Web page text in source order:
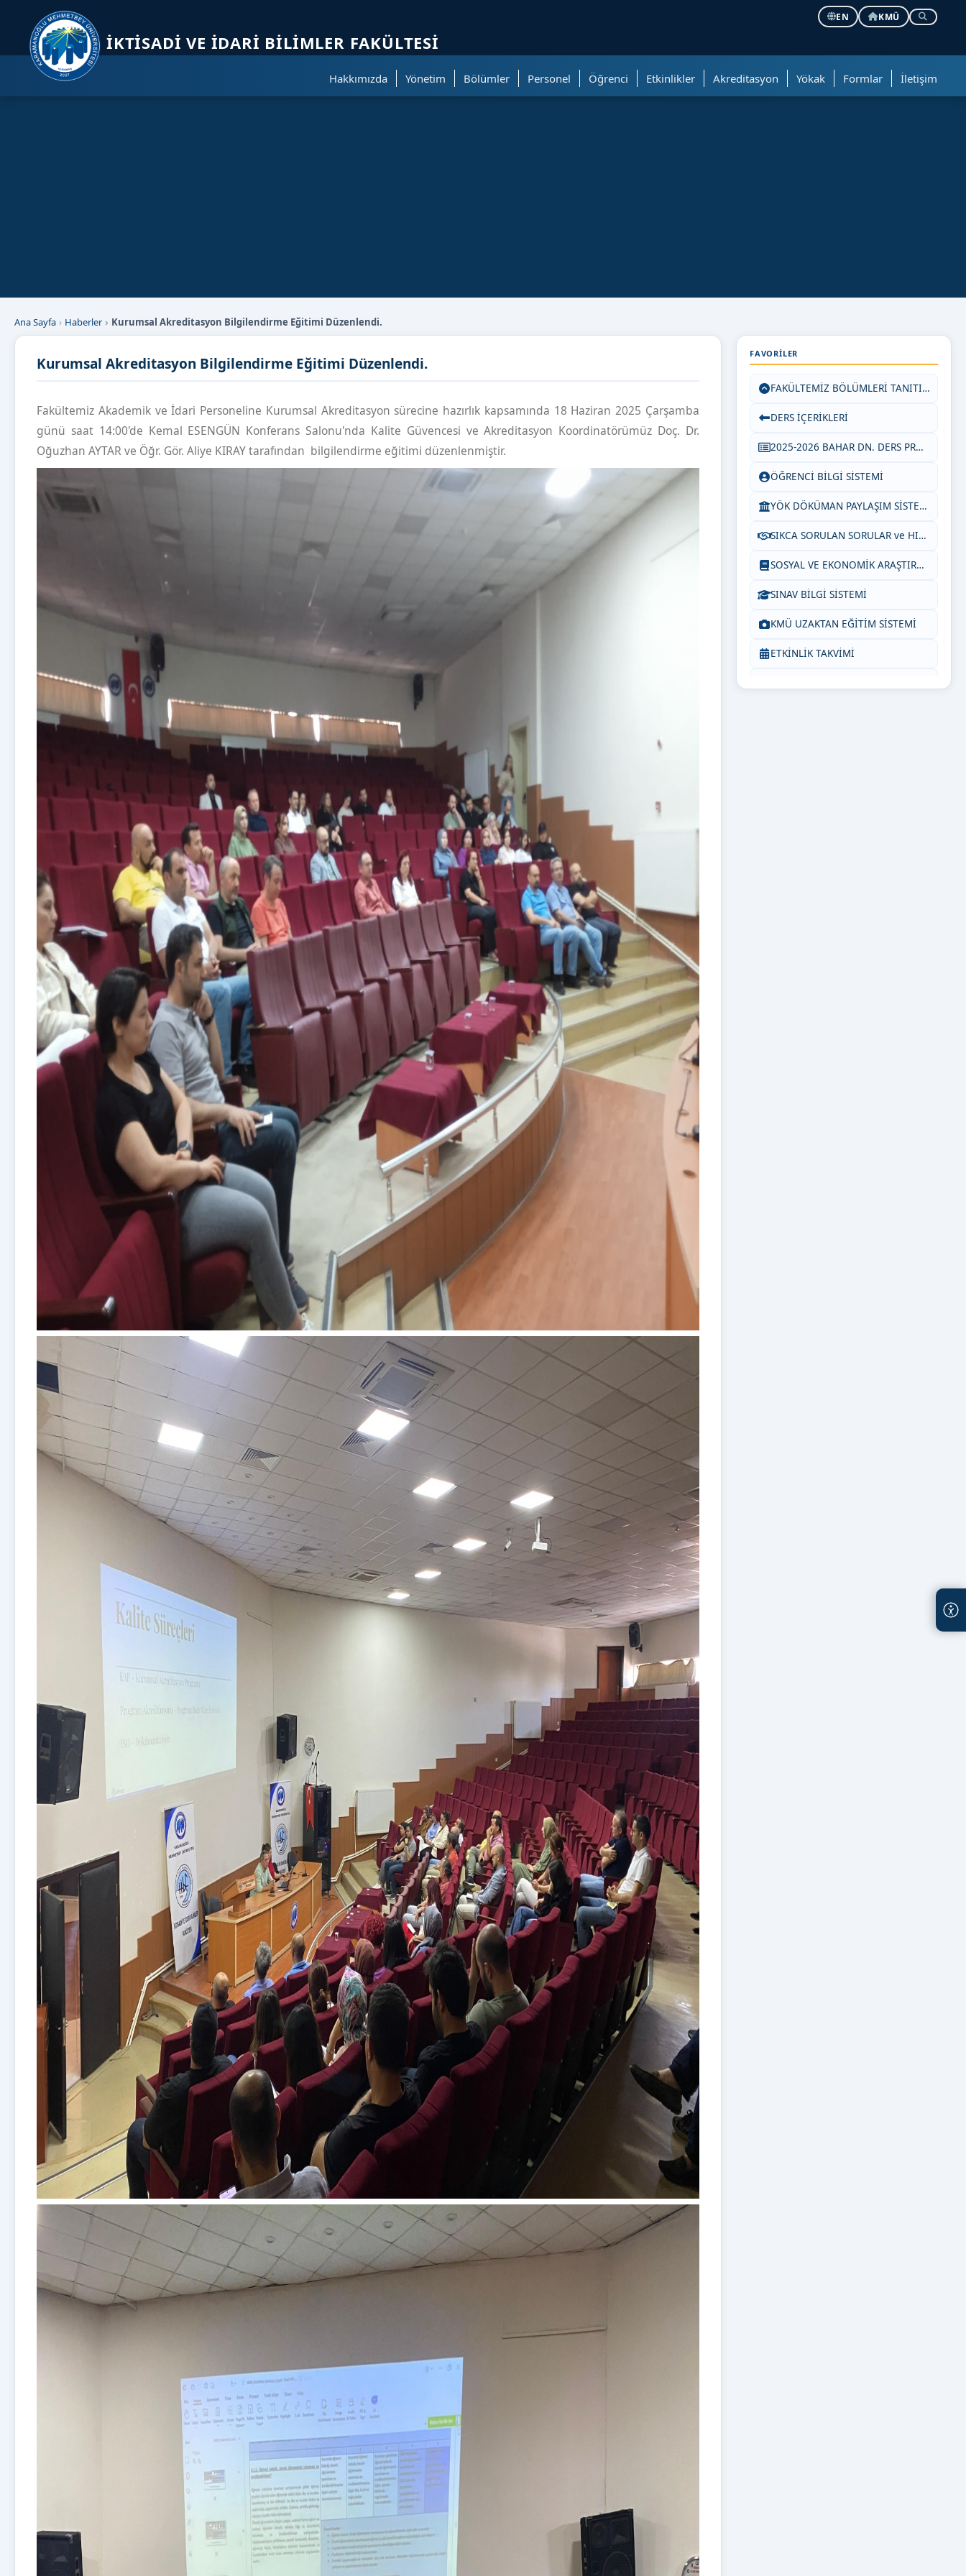
EN
KMÜ
İKTISADI VE İDARI BILIMLER FAKÜLTESI
Hakkımızda Yönetim Bölümler Personel Öğrenci Etkinlikler Akreditasyon Yökak Formlar İletişim
Ana Sayfa Haberler Kurumsal Akreditasyon Bilgilendirme Eğitimi Düzenlendi.
Kurumsal Akreditasyon Bilgilendirme Eğitimi Düzenlendi.
Fakültemiz Akademik ve İdari Personeline Kurumsal Akreditasyon sürecine hazırlık kapsamında 18 Haziran 2025 Çarşamba
günü saat 14:00'de Kemal ESENGÜN Konferans Salonu'nda Kalite Güvencesi ve Akreditasyon Koordinatörümüz Doç. Dr.
Oğuzhan AYTAR ve Öğr. Gör. Aliye KIRAY tarafından bilgilendirme eğitimi düzenlenmiştir.
FAVORILER
FAKÜLTEMİZ BÖLÜMLERİ TANITIM KARTLARI
DERS İÇERİKLERİ
2025-2026 BAHAR DN. DERS PROGRAMI
ÖĞRENCİ BİLGİ SİSTEMİ
YÖK DÖKÜMAN PAYLAŞIM SİSTEMİ
SIKCA SORULAN SORULAR ve HIZLI ERİŞİMLER
SOSYAL VE EKONOMİK ARAŞTIRMALAR DERGİSİ
SINAV BİLGİ SİSTEMİ
KMÜ UZAKTAN EĞİTİM SİSTEMİ
ETKİNLİK TAKVİMİ